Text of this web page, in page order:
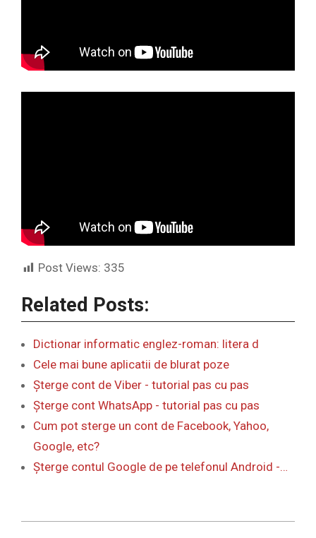
Post Views: 335
Related Posts:
Dictionar informatic englez-roman: litera d
Cele mai bune aplicatii de blurat poze
Șterge cont de Viber - tutorial pas cu pas
Șterge cont WhatsApp - tutorial pas cu pas
Cum pot sterge un cont de Facebook, Yahoo,
Google, etc?
Șterge contul Google de pe telefonul Android -…